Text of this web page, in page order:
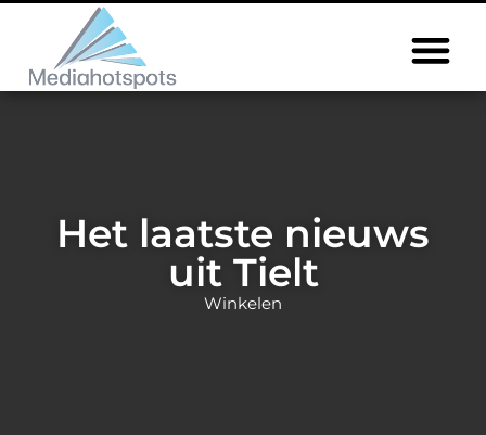
Het laatste nieuws
uit Tielt
Winkelen